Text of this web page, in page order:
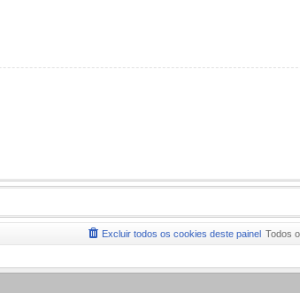
Todos
Excluir todos os cookies deste painel